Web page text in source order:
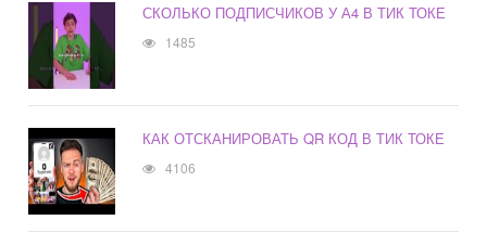
СКОЛЬКО ПОДПИСЧИКОВ У А4 В ТИК ТОКЕ
1485
КАК ОТСКАНИРОВАТЬ QR КОД В ТИК ТОКЕ
4106